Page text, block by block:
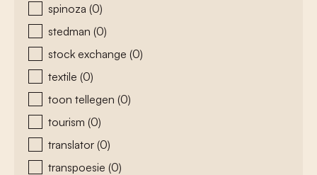
spinoza (0)
stedman (0)
stock exchange (0)
textile (0)
toon tellegen (0)
tourism (0)
translator (0)
transpoesie (0)